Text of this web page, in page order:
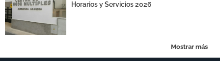
Horarios y Servicios 2026
Mostrar más